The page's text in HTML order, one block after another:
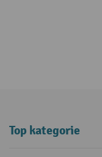
Top kategorie